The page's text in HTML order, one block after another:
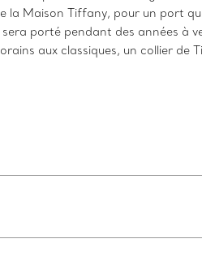
Maison Tiffany, pour un port
porté pendant des années à
aux classiques, un collier de